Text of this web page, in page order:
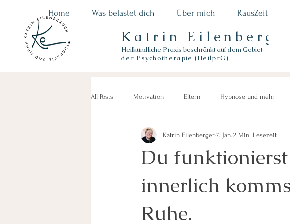
Katrin Eilenberger
Heilkundliche Praxis beschränkt auf dem Gebiet
der Psychotherapie (HeilprG)
Home Was belastet dich Über mich RausZeit
All Posts Motivation Eltern Hypnose und mehr
Du
innerlich
Ruhe.
Katrin Eilenberger7. Jan. 2 Min. Lesezeit